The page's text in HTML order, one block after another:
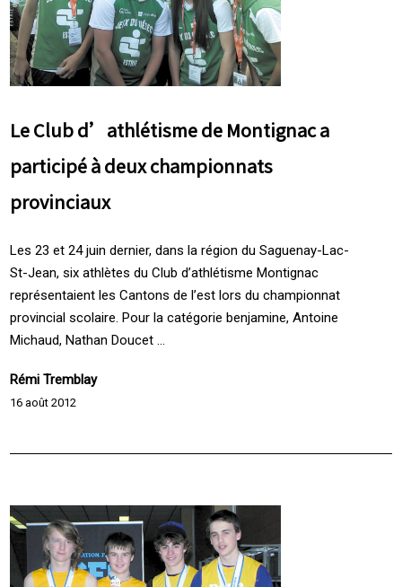
Le Club d’athlétisme de Montignac a
participé à deux championnats
provinciaux
Les 23 et 24 juin dernier, dans la région du Saguenay-Lac-
St-Jean, six athlètes du Club d’athlétisme Montignac
représentaient les Cantons de l’est lors du championnat
provincial scolaire. Pour la catégorie benjamine, Antoine
Michaud, Nathan Doucet ...
Rémi Tremblay
16 août 2012